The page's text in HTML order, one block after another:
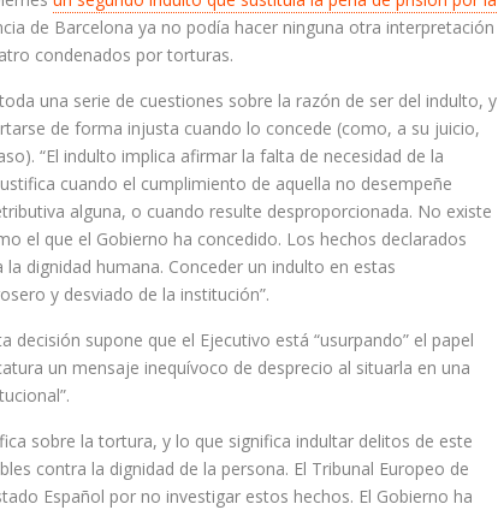
de Barcelona ya no podía hacer ninguna otra interpretación
condenados por torturas.
una serie de cuestiones sobre la razón de ser del indulto, y
de forma injusta cuando lo concede (como, a su juicio,
“El indulto implica afirmar la falta de necesidad de la
cuando el cumplimiento de aquella no desempeñe
alguna, o cuando resulte desproporcionada. No existe
el que el Gobierno ha concedido. Los hechos declarados
dignidad humana. Conceder un indulto en estas
y desviado de la institución”.
decisión supone que el Ejecutivo está “usurpando” el papel
un mensaje inequívoco de desprecio al situarla en una
sobre la tortura, y lo que significa indultar delitos de este
contra la dignidad de la persona. El Tribunal Europeo de
Español por no investigar estos hechos. El Gobierno ha